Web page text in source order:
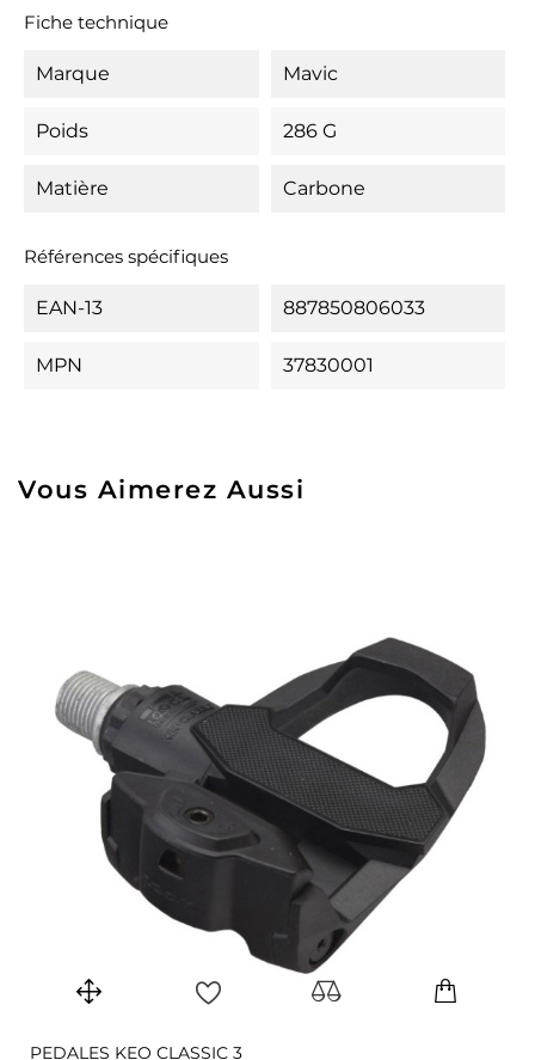
Fiche technique
Marque Mavic
Poids 286 G
Matière Carbone
Références spécifiques
EAN-13 887850806033
MPN 37830001
Vous Aimerez Aussi
PEDALES KEO CLASSIC 3